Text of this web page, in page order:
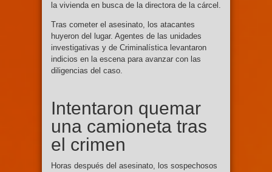
la vivienda en busca de la directora de la cárcel.
Tras cometer el asesinato, los atacantes
huyeron del lugar. Agentes de las unidades
investigativas y de Criminalística levantaron
indicios en la escena para avanzar con las
diligencias del caso.
Intentaron quemar
una camioneta tras
el crimen
Horas después del asesinato, los sospechosos